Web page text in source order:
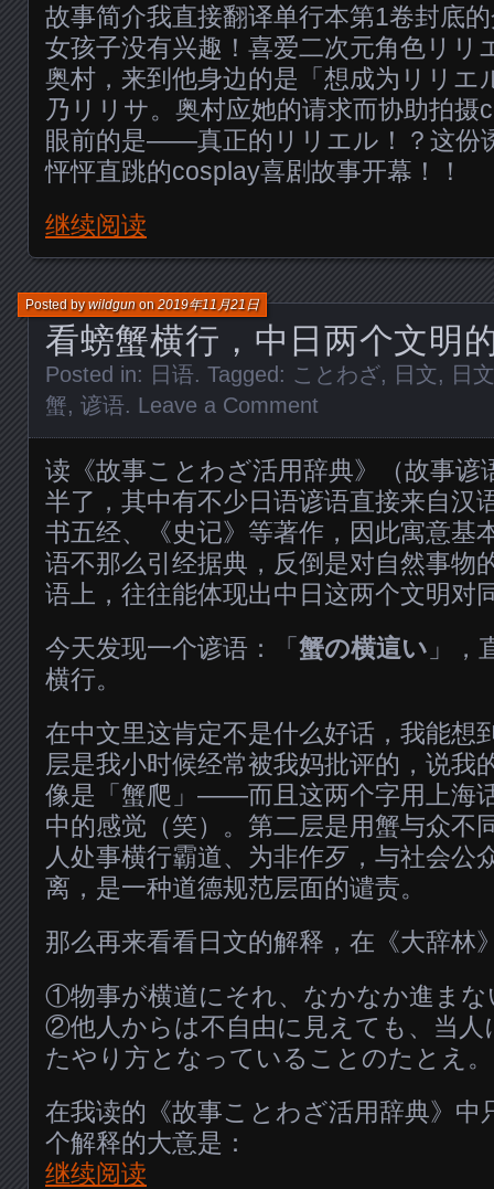
故事简介我直接翻译单行本第1卷封底
女孩子没有兴趣！喜爱二次元角色リリ
奥村，来到他身边的是「想成为リリエ
乃リリサ。奥村应她的请求而协助拍摄
眼前的是——真正的リリエル！？这份
怦怦直跳的cosplay喜剧故事开幕！！
继续阅读
看螃蟹横行，中日两个文明
Posted bywildgunon2019年11月21日
Posted in: 日语. Tagged: ことわざ, 日文, 日
蟹, 谚语. Leave a Comment
读《故事ことわざ活用辞典》（故事谚
半了，其中有不少日语谚语直接来自汉
书五经、《史记》等著作，因此寓意基
语不那么引经据典，反倒是对自然事物
语上，往往能体现出中日这两个文明对
今天发现一个谚语：「 蟹の横這い 」，
横行。
在中文里这肯定不是什么好话，我能想
层是我小时候经常被我妈批评的，说我
像是「蟹爬」——而且这两个字用上海
中的感觉（笑）。第二层是用蟹与众不
人处事横行霸道、为非作歹，与社会公
离，是一种道德规范层面的谴责。
那么再来看看日文的解释，在《大辞林
①物事が横道にそれ、なかなか進まな
②他人からは不自由に見えても、当人
たやり方となっていることのたとえ。
在我读的《故事ことわざ活用辞典》中
个解释的大意是：
继续阅读